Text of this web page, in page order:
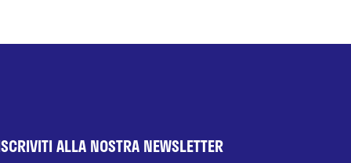
ALLA NOSTRA NEWSLETTER